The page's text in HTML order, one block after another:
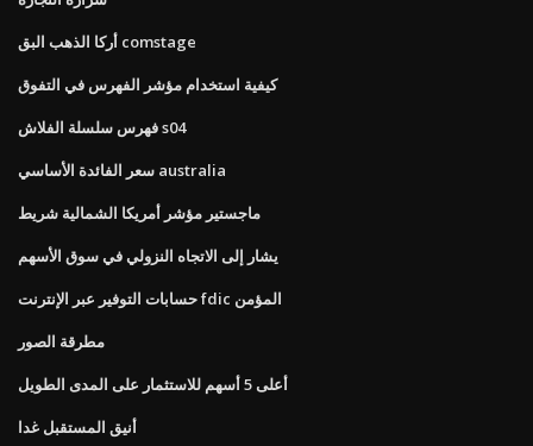
أركا الذهب البق comstage
كيفية استخدام مؤشر الفهرس في التفوق
فهرس سلسلة الفلاش s04
سعر الفائدة الأساسي australia
ماجستير مؤشر أمريكا الشمالية شريط
يشار إلى الاتجاه النزولي في سوق الأسهم
حسابات التوفير عبر الإنترنت fdic المؤمن
مطرقة الصور
أعلى 5 أسهم للاستثمار على المدى الطويل
أنيق المستقبل غدا